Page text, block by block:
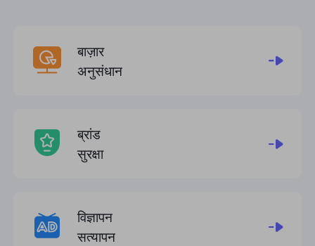
बाज़ार
अनुसंधान
ब्रांड
सुरक्षा
विज्ञापन
सत्यापन